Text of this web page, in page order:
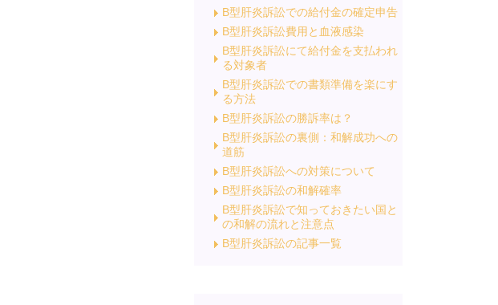
B型肝炎訴訟での給付金の確定申告
B型肝炎訴訟費用と血液感染
B型肝炎訴訟にて給付金を支払われ
る対象者
B型肝炎訴訟での書類準備を楽にす
る方法
B型肝炎訴訟の勝訴率は？
B型肝炎訴訟の裏側：和解成功への
道筋
B型肝炎訴訟への対策について
B型肝炎訴訟の和解確率
B型肝炎訴訟で知っておきたい国と
の和解の流れと注意点
B型肝炎訴訟の記事一覧